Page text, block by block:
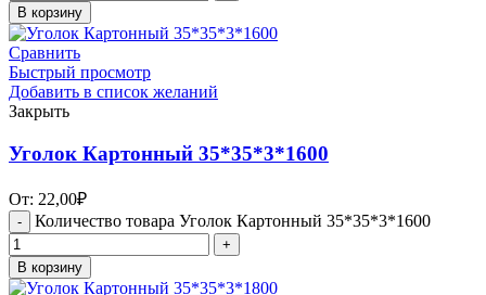
В корзину
Сравнить
Быстрый просмотр
Добавить в список желаний
Закрыть
Уголок Картонный 35*35*3*1600
От: 22,00₽
Количество товара Уголок Картонный 35*35*3*1600
В корзину